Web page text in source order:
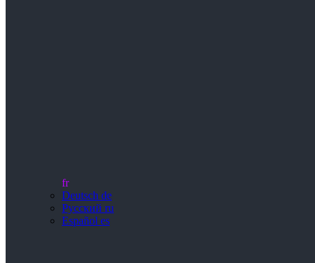
fr
Deutsch de
Русский ru
Español es